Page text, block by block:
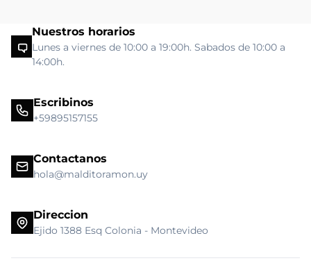
Nuestros horarios
Lunes a viernes de 10:00 a 19:00h. Sabados de 10:00 a
14:00h.
Escribinos
+59895157155
Contactanos
hola@malditoramon.uy
Direccion
Ejido 1388 Esq Colonia - Montevideo